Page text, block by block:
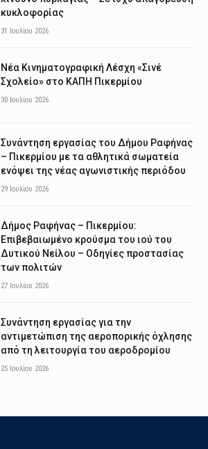
κυκλοφορίας
31 Ιουλίου 2026
Νέα Κινηματογραφική Λέσχη «Σινέ
Σχολείο» στο ΚΑΠΗ Πικερμίου
30 Ιουλίου 2026
Συνάντηση εργασίας του Δήμου Ραφήνας
– Πικερμίου με τα αθλητικά σωματεία
ενόψει της νέας αγωνιστικής περιόδου
29 Ιουλίου 2026
Δήμος Ραφήνας – Πικερμίου:
Επιβεβαιωμένο κρούσμα του ιού του
Δυτικού Νείλου – Οδηγίες προστασίας
των πολιτών
27 Ιουλίου 2026
Συνάντηση εργασίας για την
αντιμετώπιση της αεροπορικής όχλησης
από τη λειτουργία του αεροδρομίου
25 Ιουλίου 2026